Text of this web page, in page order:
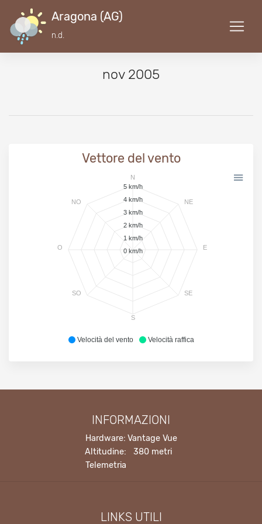
Aragona (AG)
n.d.
nov 2005
Vettore del vento
Velocità del vento Velocità raffica
N
NE
E
SE
S
SO
O
NO
5 km/h
4 km/h
3 km/h
2 km/h
1 km/h
0 km/h
INFORMAZIONI
Hardware: Vantage Vue
Altitudine:
380 metri
Telemetria
LINKS UTILI